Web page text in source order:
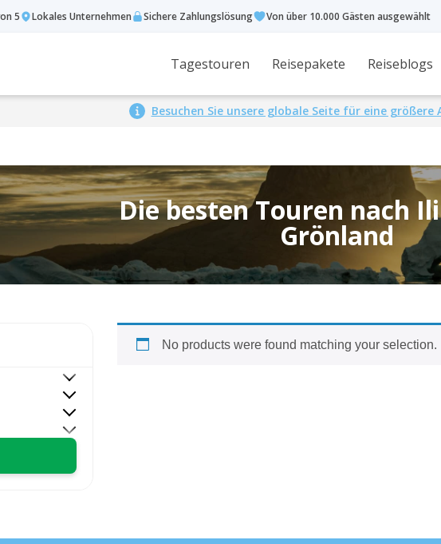
5 Lokales Unternehmen Sichere Zahlungslösung Von über 10.000 Gästen ausgewählt
Tagestouren Reisepakete Reiseblogs
Besuchen Sie unsere globale Seite für eine größere
Die besten Touren nach
Grönland
No products were found matching your selection.